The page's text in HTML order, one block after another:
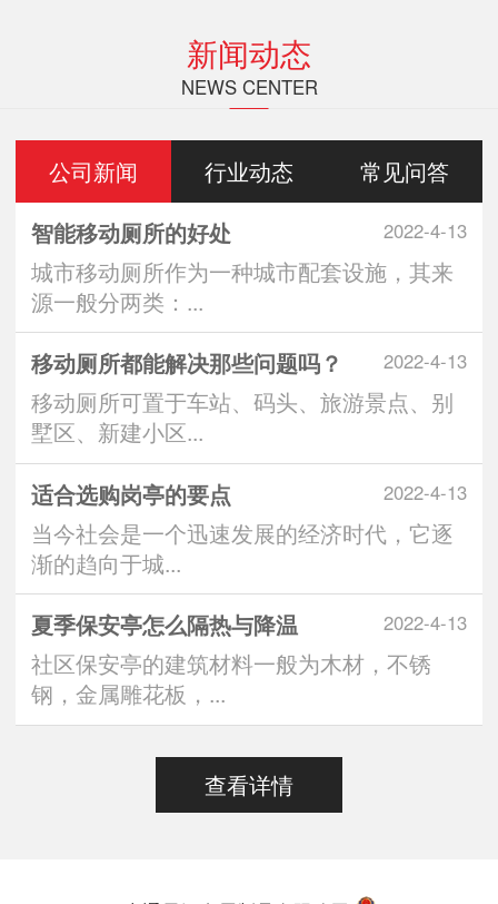
新闻动态
NEWS CENTER
公司新闻 行业动态 常见问答
2022-4-13
智能移动厕所的好处
城市移动厕所作为一种城市配套设施，其来
源一般分两类：...
2022-4-13
移动厕所都能解决那些问题吗？
移动厕所可置于车站、码头、旅游景点、别
墅区、新建小区...
2022-4-13
适合选购岗亭的要点
当今社会是一个迅速发展的经济时代，它逐
渐的趋向于城...
2022-4-13
夏季保安亭怎么隔热与降温
社区保安亭的建筑材料一般为木材，不锈
钢，金属雕花板，...
查看详情